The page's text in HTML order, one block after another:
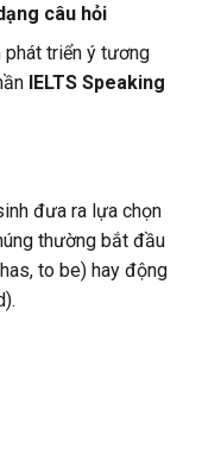
câu hỏi
phát triển ý tương
IELTS Speaking
đưa ra lựa chọn
thường bắt đầu
to be) hay động